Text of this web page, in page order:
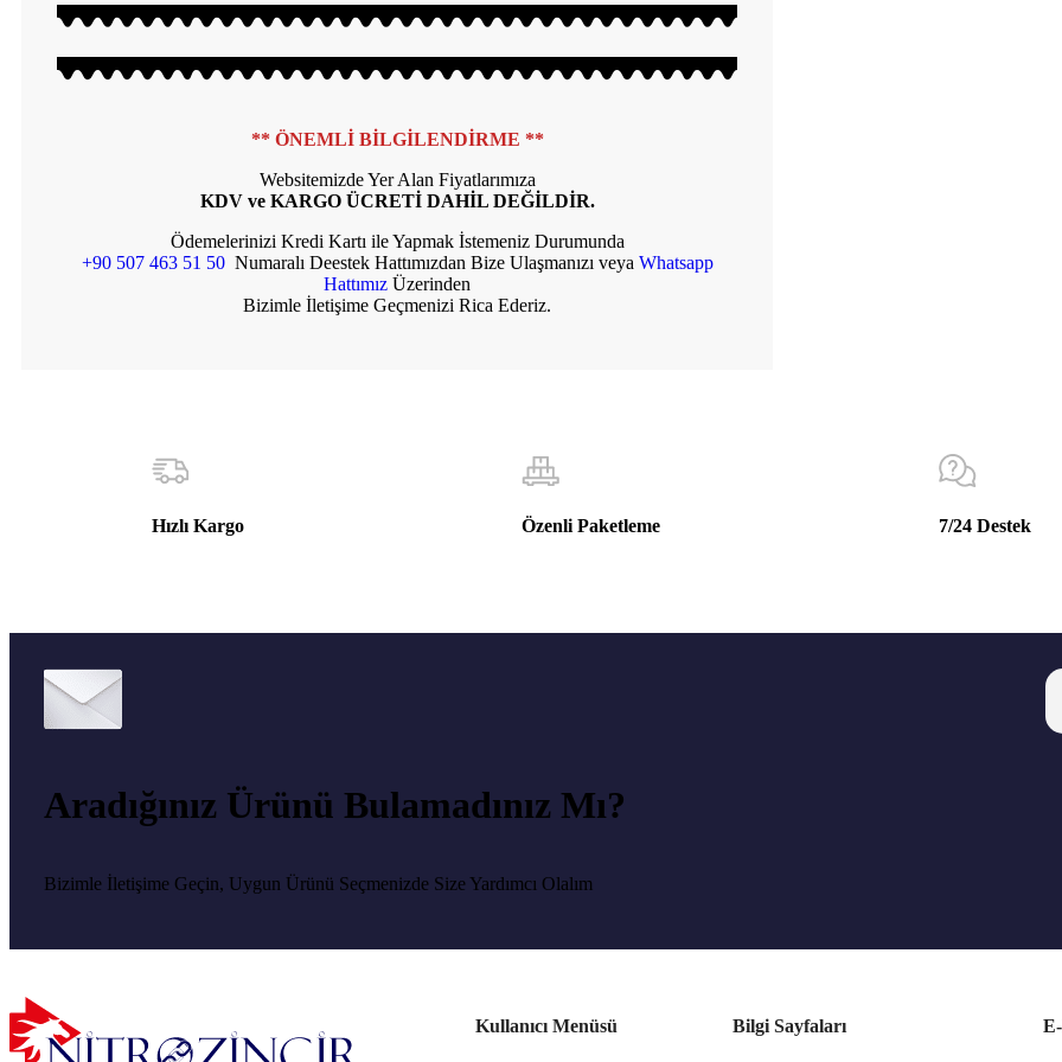
** ÖNEMLİ BİLGİLENDİRME **
Websitemizde Yer Alan Fiyatlarımıza
KDV ve KARGO ÜCRETİ DAHİL DEĞİLDİR.
Ödemelerinizi Kredi Kartı ile Yapmak İstemeniz Durumunda
+90 507 463 51 50Numaralı Deestek Hattımızdan Bize Ulaşmanızı veya Whatsapp
Hattımız Üzerinden
Bizimle İletişime Geçmenizi Rica Ederiz.
Hızlı Kargo Özenli Paketleme 7/24 Destek
Aradığınız Ürünü Bulamadınız Mı?
Bizimle İletişime Geçin, Uygun Ürünü Seçmenizde Size Yardımcı Olalım
Kullanıcı Menüsü Bilgi Sayfaları